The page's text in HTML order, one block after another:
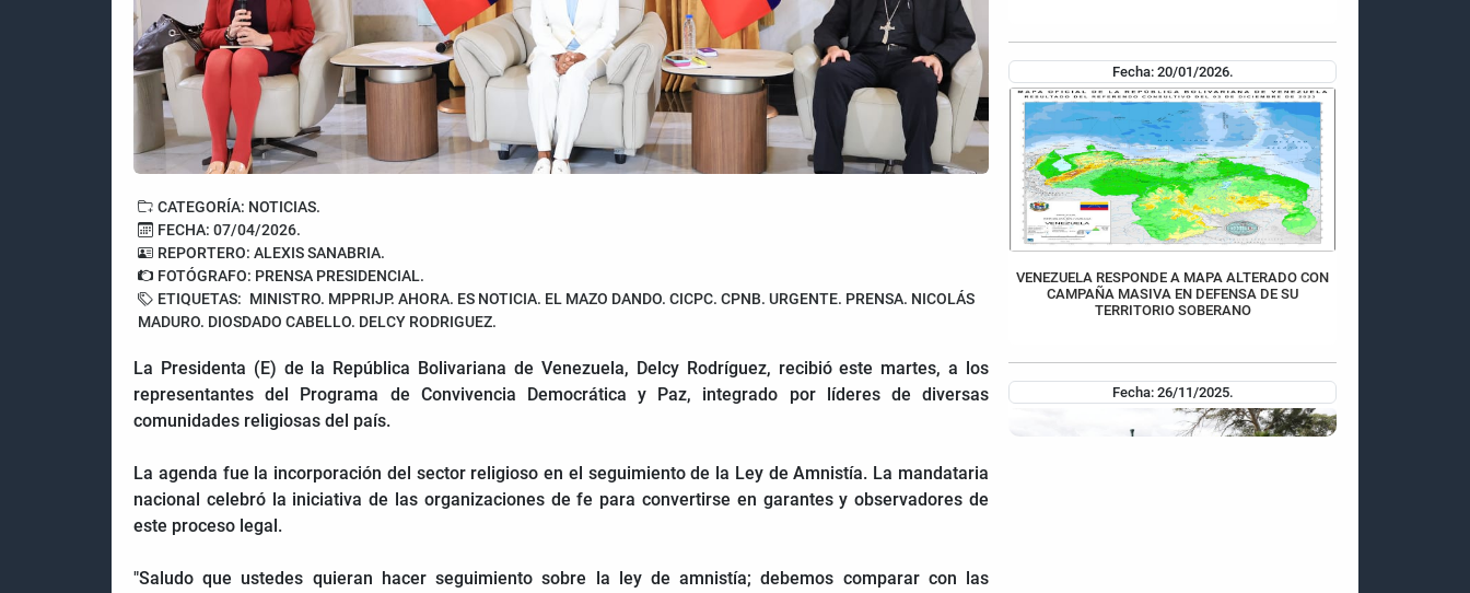
CATEGORÍA: NOTICIAS.
FECHA: 07/04/2026.
REPORTERO: ALEXIS SANABRIA.
FOTÓGRAFO: PRENSA PRESIDENCIAL.
ETIQUETAS: MINISTRO. MPPRIJP. AHORA. ES NOTICIA. EL MAZO DANDO. CICPC. CPNB. URGENTE. PRENSA. NICOLÁS
MADURO. DIOSDADO CABELLO. DELCY RODRIGUEZ.
La Presidenta (E) de la República Bolivariana de Venezuela, Delcy Rodríguez, recibió este martes, a los
representantes del Programa de Convivencia Democrática y Paz, integrado por líderes de diversas
comunidades religiosas del país.
La agenda fue la incorporación del sector religioso en el seguimiento de la Ley de Amnistía. La mandataria
nacional celebró la iniciativa de las organizaciones de fe para convertirse en garantes y observadores de
este proceso legal.
"Saludo que ustedes quieran hacer seguimiento sobre la ley de amnistía; debemos comparar con las
Fecha: 20/01/2026.
VENEZUELA RESPONDE A MAPA ALTERADO CON
CAMPAÑA MASIVA EN DEFENSA DE SU
TERRITORIO SOBERANO
Fecha: 26/11/2025.